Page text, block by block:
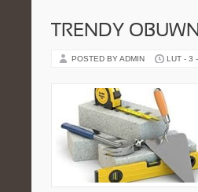
TRENDY
POSTED BY ADMIN LUT - 3